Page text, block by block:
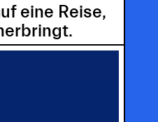
eine Reise,